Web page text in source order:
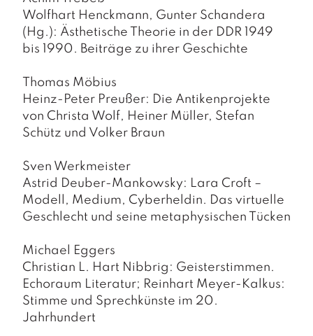
Wolfhart Henckmann, Gunter Schandera
(Hg.): Ästhetische Theorie in der DDR 1949
bis 1990. Beiträge zu ihrer Geschichte
Thomas Möbius
Heinz-Peter Preußer: Die Antikenprojekte
von Christa Wolf, Heiner Müller, Stefan
Schütz und Volker Braun
Sven Werkmeister
Astrid Deuber-Mankowsky: Lara Croft –
Modell, Medium, Cyberheldin. Das virtuelle
Geschlecht und seine metaphysischen Tücken
Michael Eggers
Christian L. Hart Nibbrig: Geisterstimmen.
Echoraum Literatur; Reinhart Meyer-Kalkus:
Stimme und Sprechkünste im 20.
Jahrhundert